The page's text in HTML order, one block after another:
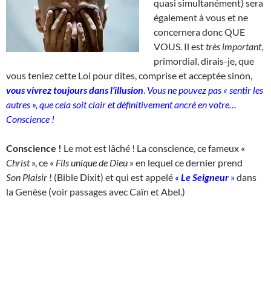
quasi simultanément) sera
également à vous et ne
concernera donc QUE
VOUS. Il esttrès important,
primordial, dirais-je, que
vous teniez cette Loi pour dites, comprise et acceptée sinon,
vous vivrez toujours dans l’illusion Vous ne pouvez pas « sentir les
autres », que cela soit clair et définitivement ancré en votre…
Conscience !
Conscience ! Le mot est lâché ! La conscience, ce fameux «
Christ», ce « Fils unique de Dieu » en lequel ce dernier prend
Son Plaisir ! (Bible Dixit) et qui est appelé « Le Seigneur »dans
la Genèse (voir passages avec Caïn et Abel.)